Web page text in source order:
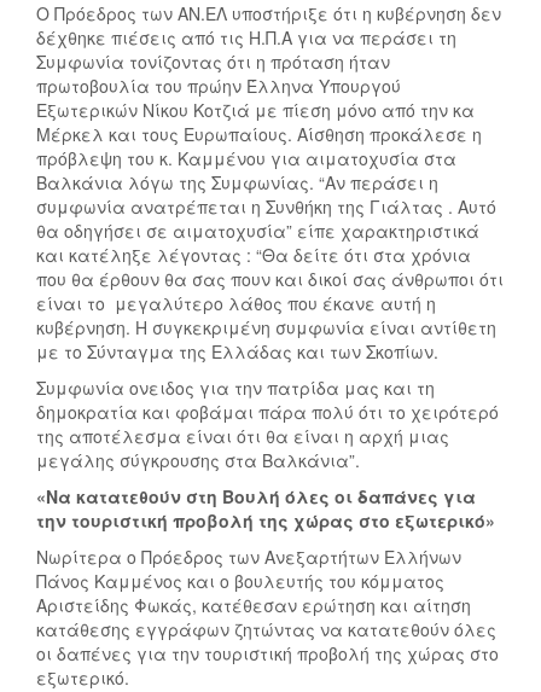
Ο Πρόεδρος των ΑΝ.ΕΛ υποστήριξε ότι η κυβέρνηση δεν
δέχθηκε πιέσεις από τις Η.Π.Α για να περάσει τη
Συμφωνία τονίζοντας ότι η πρόταση ήταν
πρωτοβουλία του πρώην Έλληνα Υπουργού
Εξωτερικών Νίκου Κοτζιά με πίεση μόνο από την κα
Μέρκελ και τους Ευρωπαίους. Αίσθηση προκάλεσε η
πρόβλεψη του κ. Καμμένου για αιματοχυσία στα
Βαλκάνια λόγω της Συμφωνίας. “Αν περάσει η
συμφωνία ανατρέπεται η Συνθήκη της Γιάλτας . Αυτό
θα οδηγήσει σε αιματοχυσία” είπε χαρακτηριστικά
και κατέληξε λέγοντας : “Θα δείτε ότι στα χρόνια
που θα έρθουν θα σας πουν και δικοί σας άνθρωποι ότι
είναι το μεγαλύτερο λάθος που έκανε αυτή η
κυβέρνηση. Η συγκεκριμένη συμφωνία είναι αντίθετη
με το Σύνταγμα της Ελλάδας και των Σκοπίων.
Συμφωνία ονειδος για την πατρίδα μας και τη
δημοκρατία και φοβάμαι πάρα πολύ ότι το χειρότερό
της αποτέλεσμα είναι ότι θα είναι η αρχή μιας
μεγάλης σύγκρουσης στα Βαλκάνια”.
«Να κατατεθούν στη Βουλή όλες οι δαπάνες για
την τουριστική προβολή της χώρας στο εξωτερικό»
Νωρίτερα ο Πρόεδρος των Ανεξαρτήτων Ελλήνων
Πάνος Καμμένος και ο βουλευτής του κόμματος
Αριστείδης Φωκάς, κατέθεσαν ερώτηση και αίτηση
κατάθεσης εγγράφων ζητώντας να κατατεθούν όλες
οι δαπένες για την τουριστική προβολή της χώρας στο
εξωτερικό.